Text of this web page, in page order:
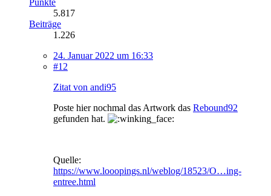
5.817
Beiträge
1.226
24. Januar 2022 um 16:33
#12
Zitat von andi95
Poste hier nochmal das Artwork das Rebound92
gefunden hat.
Quelle:
https://www.looopings.nl/weblog/18523/O…ing-
entree.html